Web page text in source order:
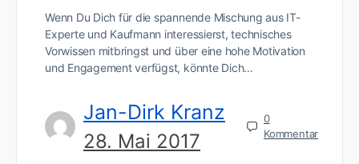
Wenn Du Dich für die spannende Mischung aus IT-
Experte und Kaufmann interessierst, technisches
Vorwissen mitbringst und über eine hohe Motivation
und Engagement verfügst, könnte Dich…
Jan-Dirk Kranz
28. Mai 2017
0
Kommentar